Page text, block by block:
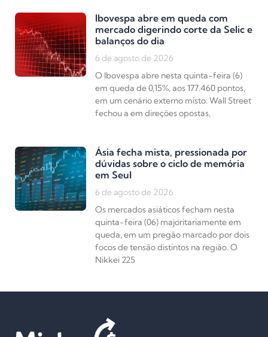
Ibovespa abre em queda com
mercado digerindo corte da Selic e
balanços do dia
6 de agosto de 2026
O Ibovespa abre nesta quinta-feira (6)
em queda de 0,15%, aos 177.460 pontos,
em um cenário externo misto: Wall Street
fechou a em direções opostas,
Ásia fecha mista, pressionada por
dúvidas sobre o ciclo de memória
em Seul
6 de agosto de 2026
Os mercados asiáticos fecham nesta
quinta-feira (06) majoritariamente em
queda, em um pregão marcado por dois
focos de tensão distintos na região. O
Nikkei 225